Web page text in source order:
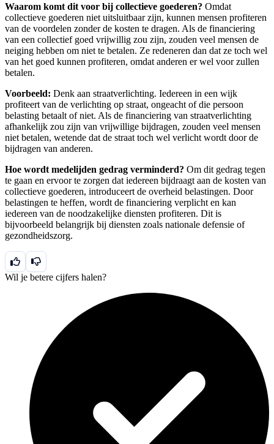
Waarom komt dit voor bij collectieve goederen? Omdat
collectieve goederen niet uitsluitbaar zijn, kunnen mensen profiteren
van de voordelen zonder de kosten te dragen. Als de financiering
van een collectief goed vrijwillig zou zijn, zouden veel mensen de
neiging hebben om niet te betalen. Ze redeneren dan dat ze toch wel
van het goed kunnen profiteren, omdat anderen er wel voor zullen
betalen.
Voorbeeld: Denk aan straatverlichting. Iedereen in een wijk
profiteert van de verlichting op straat, ongeacht of die persoon
belasting betaalt of niet. Als de financiering van straatverlichting
afhankelijk zou zijn van vrijwillige bijdragen, zouden veel mensen
niet betalen, wetende dat de straat toch wel verlicht wordt door de
bijdragen van anderen.
Hoe wordt medelijden gedrag verminderd? Om dit gedrag tegen
te gaan en ervoor te zorgen dat iedereen bijdraagt aan de kosten van
collectieve goederen, introduceert de overheid belastingen. Door
belastingen te heffen, wordt de financiering verplicht en kan
iedereen van de noodzakelijke diensten profiteren. Dit is
bijvoorbeeld belangrijk bij diensten zoals nationale defensie of
gezondheidszorg.
Wil je betere cijfers halen?